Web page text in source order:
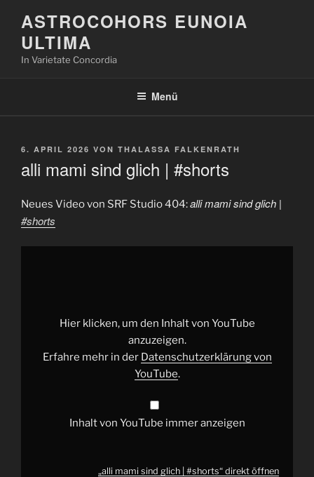
InhaltASTROCOHORS EUNOIA
ULTIMA
In Varietate Concordia
Menü
VERÖFFENTLICHT
6. APRIL 2026 VON THALASSA FALKENRATH
alli mami sind glich | #shorts
Neues Video von SRF Studio 404:alli mami sind glich |
#shorts
„alli
YouTube
anzeigenHier klicken, um den Inhalt von YouTube
anzuzeigen.
Erfahre mehr in der Datenschutzerklärung von
YouTube.
Inhalt von YouTube immer anzeigen
„alli mami sind glich | #shorts“ direkt öffnen